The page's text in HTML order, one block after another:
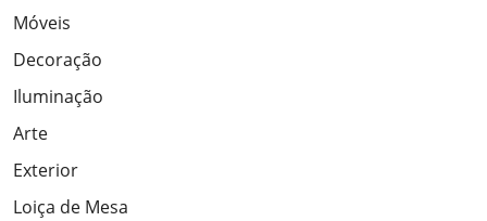
Móveis
Decoração
Iluminação
Arte
Exterior
Loiça de Mesa